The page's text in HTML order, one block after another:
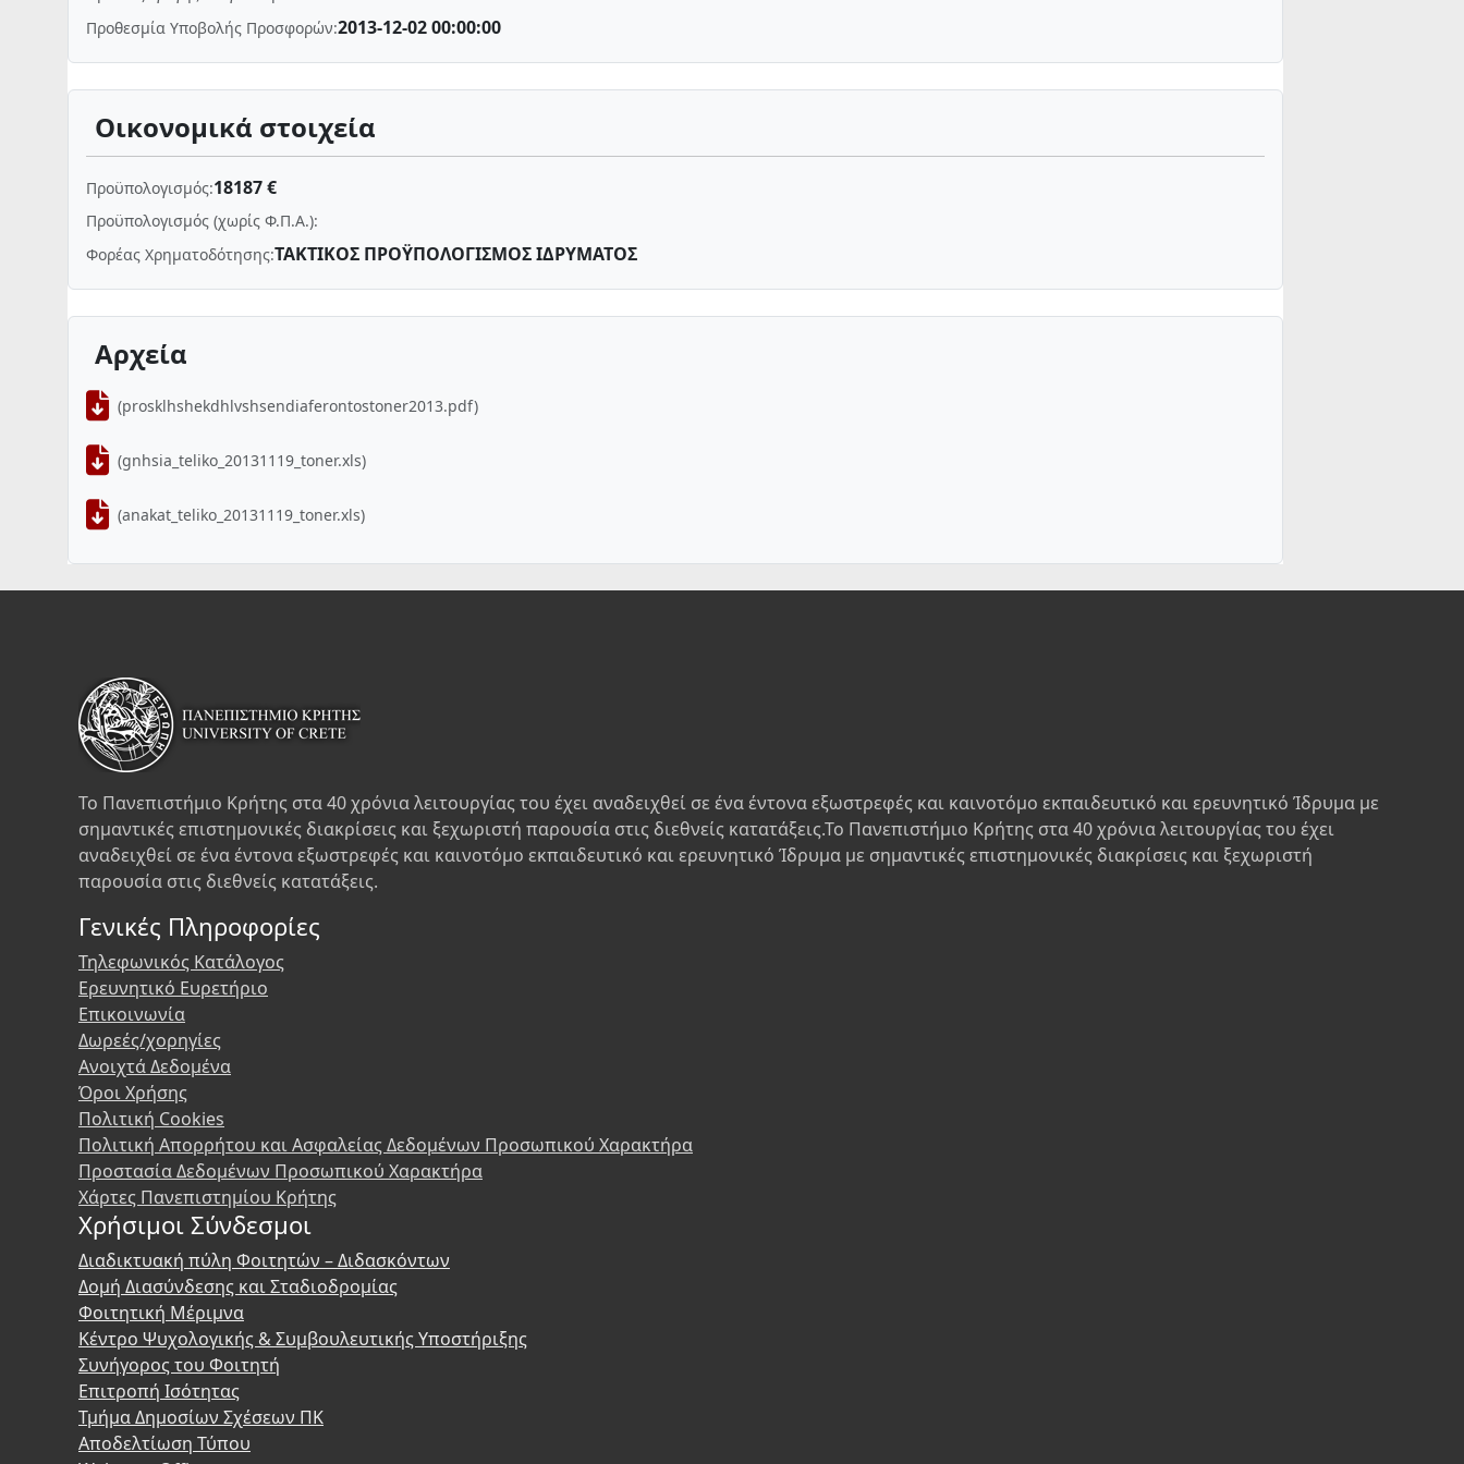
Προθεσμία Υποβολής Προσφορών:2013-12-02 00:00:00
Οικονομικά στοιχεία
Προϋπολογισμός:18187 €
Προϋπολογισμός (χωρίς Φ.Π.Α.):
Φορέας Χρηματοδότησης:ΤΑΚΤΙΚΟΣ ΠΡΟΫΠΟΛΟΓΙΣΜΟΣ ΙΔΡΥΜΑΤΟΣ
Αρχεία
(prosklhshekdhlvshsendiaferontostoner2013.pdf)
(gnhsia_teliko_20131119_toner.xls)
(anakat_teliko_20131119_toner.xls)
Το Πανεπιστήμιο Κρήτης στα 40 χρόνια λειτουργίας του έχει αναδειχθεί σε ένα έντονα εξωστρεφές και καινοτόμο εκπαιδευτικό και ερευνητικό Ίδρυμα με
σημαντικές επιστημονικές διακρίσεις και ξεχωριστή παρουσία στις διεθνείς κατατάξεις.Το Πανεπιστήμιο Κρήτης στα 40 χρόνια λειτουργίας του έχει
αναδειχθεί σε ένα έντονα εξωστρεφές και καινοτόμο εκπαιδευτικό και ερευνητικό Ίδρυμα με σημαντικές επιστημονικές διακρίσεις και ξεχωριστή
παρουσία στις διεθνείς κατατάξεις.
Γενικές Πληροφορίες
Τηλεφωνικός Κατάλογος
Ερευνητικό Ευρετήριο
Επικοινωνία
Δωρεές/χορηγίες
Ανοιχτά Δεδομένα
Όροι Χρήσης
Πολιτική Cookies
Πολιτική Απορρήτου και Ασφαλείας Δεδομένων Προσωπικού Χαρακτήρα
Προστασία Δεδομένων Προσωπικού Χαρακτήρα
Χάρτες Πανεπιστημίου Κρήτης
Χρήσιμοι Σύνδεσμοι
Διαδικτυακή πύλη Φοιτητών – Διδασκόντων
Δομή Διασύνδεσης και Σταδιοδρομίας
Φοιτητική Μέριμνα
Κέντρο Ψυχολογικής & Συμβουλευτικής Υποστήριξης
Συνήγορος του Φοιτητή
Επιτροπή Ισότητας
Τμήμα Δημοσίων Σχέσεων ΠΚ
Αποδελτίωση Τύπου